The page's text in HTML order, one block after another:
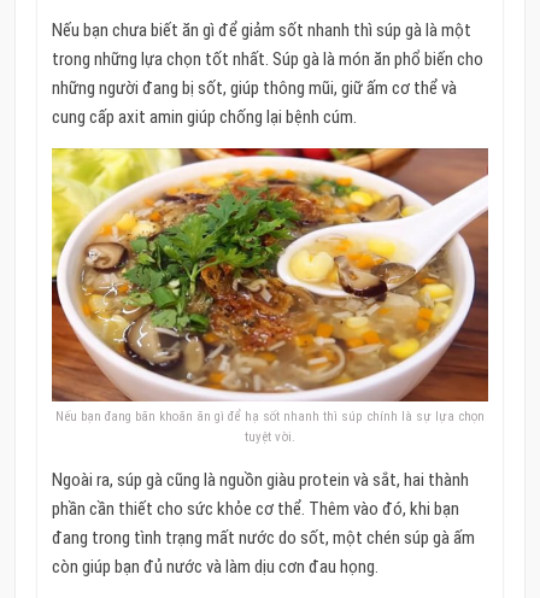
Nếu bạn chưa biết ăn gì để giảm sốt nhanh thì súp gà là một
trong những lựa chọn tốt nhất. Súp gà là món ăn phổ biến cho
những người đang bị sốt, giúp thông mũi, giữ ấm cơ thể và
cung cấp axit amin giúp chống lại bệnh cúm.
Nếu bạn đang băn khoăn ăn gì để hạ sốt nhanh thì súp chính là sự lựa chọn
tuyệt vời.
Ngoài ra, súp gà cũng là nguồn giàu protein và sắt, hai thành
phần cần thiết cho sức khỏe cơ thể. Thêm vào đó, khi bạn
đang trong tình trạng mất nước do sốt, một chén súp gà ấm
còn giúp bạn đủ nước và làm dịu cơn đau họng.